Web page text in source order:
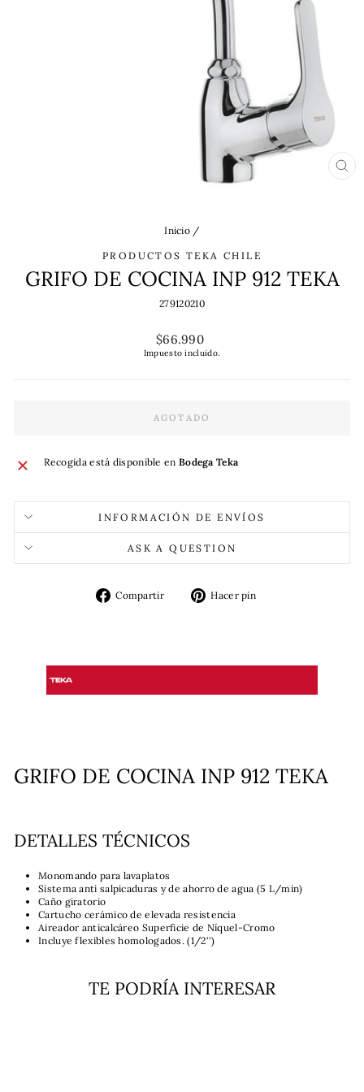
Inicio /
PRODUCTOS TEKA CHILE
GRIFO DE COCINA INP 912 TEKA
279120210
Precio
habitual
$66.990
Impuesto incluido.
AGOTADO
Recogida está disponible en Bodega Teka
INFORMACIÓN DE ENVÍOS
ASK A QUESTION
Compartir
CompartirHacer pin
GRIFO DE COCINA INP 912 TEKA
DETALLES TÉCNICOS
Monomando para lavaplatos
Sistema anti salpicaduras y de ahorro de agua (5 L/min)
Caño giratorio
Cartucho cerámico de elevada resistencia
Aireador anticalcáreo Superficie de Níquel-Cromo
Incluye flexibles homologados. (1/2'')
TE PODRÍA INTERESAR